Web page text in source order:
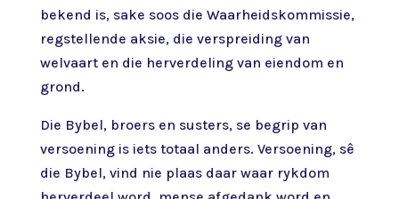
bekend is, sake soos die Waarheidskommissie,
regstellende aksie, die verspreiding van
welvaart en die herverdeling van eiendom en
grond.
Die Bybel, broers en susters, se begrip van
versoening is iets totaal anders. Versoening, sê
die Bybel, vind nie plaas daar waar rykdom